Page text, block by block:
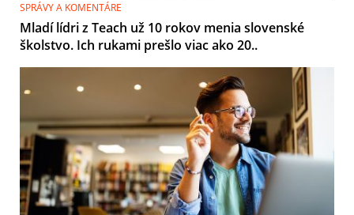
SPRÁVY A KOMENTÁRE
Mladí lídri z Teach už 10 rokov menia slovenské
školstvo. Ich rukami prešlo viac ako 20..